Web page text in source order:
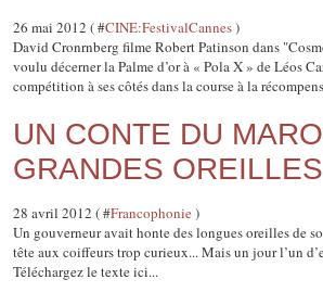
26 mai 2012 ( #CINE:FestivalCannes)
David Cronrnberg filme Robert Patinson dans
voulu décerner la Palme d’or à « Pola X » de Léos
compétition à ses côtés dans la course à la
UN CONTE DU
GRANDES
28 avril 2012 ( #Francophonie)
Un gouverneur avait honte des longues oreilles de
tête aux coiffeurs trop curieux... Mais un jour l’un
Téléchargez le texte ici...